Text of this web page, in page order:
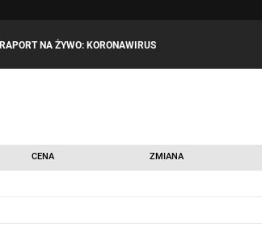
RAPORT NA ŻYWO: KORONAWIRUS
CENA ZMIANA